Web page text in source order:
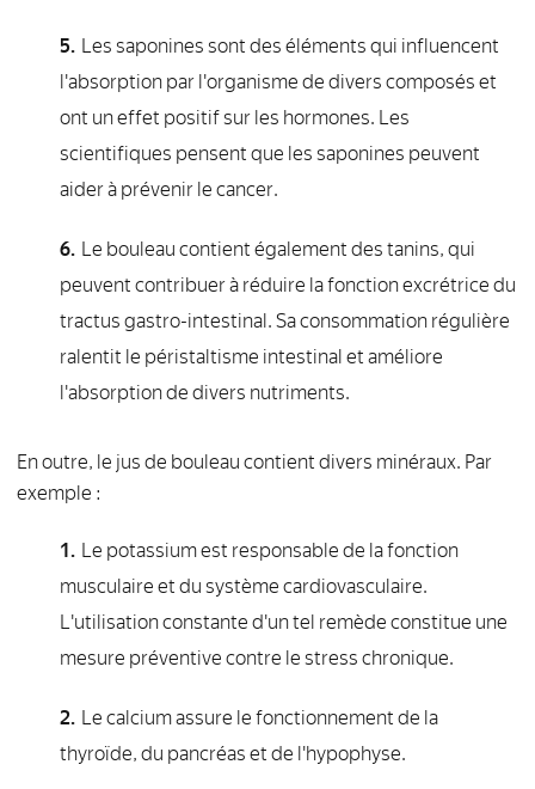
Les saponines sont des éléments qui influencent
l'absorption par l'organisme de divers composés et
ont un effet positif sur les hormones. Les
scientifiques pensent que les saponines peuvent
aider à prévenir le cancer.
Le bouleau contient également des tanins, qui
peuvent contribuer à réduire la fonction excrétrice du
tractus gastro-intestinal. Sa consommation régulière
ralentit le péristaltisme intestinal et améliore
l'absorption de divers nutriments.
En outre, le jus de bouleau contient divers minéraux. Par
exemple :
Le potassium est responsable de la fonction
musculaire et du système cardiovasculaire.
L'utilisation constante d'un tel remède constitue une
mesure préventive contre le stress chronique.
Le calcium assure le fonctionnement de la
thyroïde, du pancréas et de l'hypophyse.